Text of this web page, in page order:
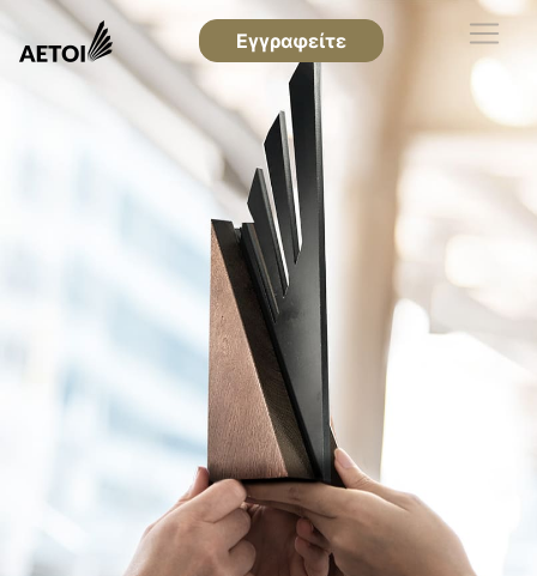
Εγγραφείτε